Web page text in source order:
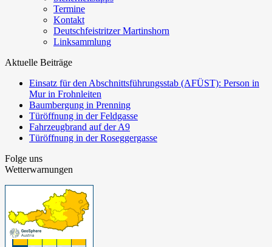
Termine
Kontakt
Deutschfeistritzer Martinshorn
Linksammlung
Aktuelle Beiträge
Einsatz für den Abschnittsführungsstab (AFÜST): Person in
Mur in Frohnleiten
Baumbergung in Prenning
Türöffnung in der Feldgasse
Fahrzeugbrand auf der A9
Türöffnung in der Roseggergasse
Folge uns
Wetterwarnungen